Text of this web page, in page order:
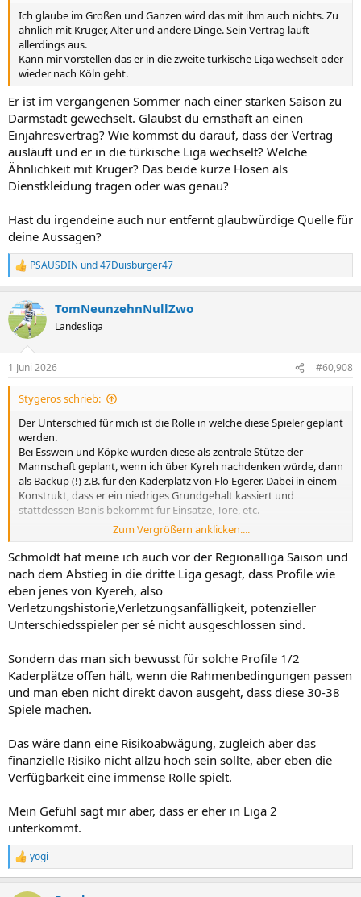
Ich glaube im Großen und Ganzen wird das mit ihm auch nichts. Zu
ähnlich mit Krüger, Alter und andere Dinge. Sein Vertrag läuft
allerdings aus.
Kann mir vorstellen das er in die zweite türkische Liga wechselt oder
wieder nach Köln geht.
Er ist im vergangenen Sommer nach einer starken Saison zu
Darmstadt gewechselt. Glaubst du ernsthaft an einen
Einjahresvertrag? Wie kommst du darauf, dass der Vertrag
ausläuft und er in die türkische Liga wechselt? Welche
Ähnlichkeit mit Krüger? Das beide kurze Hosen als
Dienstkleidung tragen oder was genau?
Hast du irgendeine auch nur entfernt glaubwürdige Quelle für
deine Aussagen?
R
e
k
i
e
n
PSAUSDIN und47Duisburger47
TomNeunzehnNullZwo
Landesliga
1 Juni 2026 #60,908
Stygeros schrieb:
Der Unterschied für mich ist die Rolle in welche diese Spieler geplant
werden.
Bei Esswein und Köpke wurden diese als zentrale Stütze der
Mannschaft geplant, wenn ich über Kyreh nachdenken würde, dann
als Backup (!) z.B. für den Kaderplatz von Flo Egerer. Dabei in einem
Konstrukt, dass er ein niedriges Grundgehalt kassiert und
stattdessen Bonis bekommt für Einsätze, Tore, etc.
Ich sehe nicht wie das ein Risiko sein soll, wenn es halt wirklich "nur"
um einen Kaderspieler geht.
Zum Vergrößern anklicken....
Schmoldt hat meine ich auch vor der Regionalliga Saison und
nach dem Abstieg in die dritte Liga gesagt, dass Profile wie
eben jenes von Kyereh, also
Verletzungshistorie,Verletzungsanfälligkeit, potenzieller
Unterschiedsspieler per sé nicht ausgeschlossen sind.
Sondern das man sich bewusst für solche Profile 1/2
Kaderplätze offen hält, wenn die Rahmenbedingungen passen
und man eben nicht direkt davon ausgeht, dass diese 30-38
Spiele machen.
Das wäre dann eine Risikoabwägung, zugleich aber das
finanzielle Risiko nicht allzu hoch sein sollte, aber eben die
Verfügbarkeit eine immense Rolle spielt.
Mein Gefühl sagt mir aber, dass er eher in Liga 2
unterkommt.
R
e
yogi